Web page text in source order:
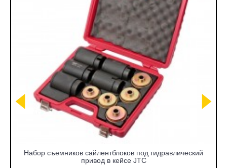
Набор съемников сайлентблоков под гидравлический
привод в кейсе JTC